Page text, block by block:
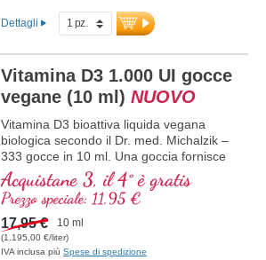
mantenimento di ossa normali,
contribuisce alla normale funzione
muscolare e alla normale funzione del
sistema immunitario. Prodotto in
Germania senza ingegneria genetica, in
produzione propria controllata attiva da
25 anni, vegetariano, senza additivi e
testato in laboratorio. Sviluppato da
medici.
maggiori informazioni su Vitamina
D3 + K2
Dettagli
Vitamina D3 1.000 UI gocce
vegane (10 ml) NUOVO
Vitamina D3 bioattiva liquida vegana
biologica secondo il Dr. med. Michalzik –
333 gocce in 10 ml. Una goccia fornisce
1.000 IE di vitamina D3 vegana. Massima
qualità premium da licheni di alta qualità
controllati (non da alghe!) puramente
vegetale 100% vegana. Disciolta in olio di
cocco MCT protettivo, coltivato senza
pesticidi, per una migliore biodisponibilità.
Acquistane 3, il 4° è gratis
Prezzo speciale: 11,95 €
17,95 € 10 ml
(1.195,00 €/liter)
IVA inclusa più Spese di spedizione